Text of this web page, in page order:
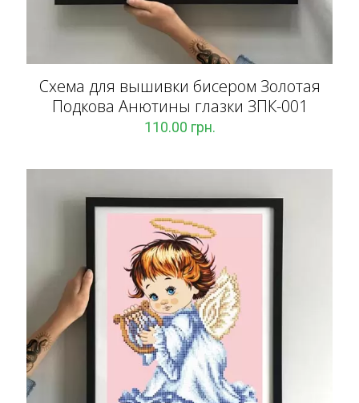
Схема для вышивки бисером Золотая
Подкова Анютины глазки ЗПК-001
110.00 грн.